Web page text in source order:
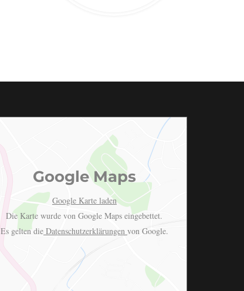
Google Maps
Google Karte laden
Die Karte wurde von Google Maps eingebettet.
Es gelten dieDatenschutzerklärungen von Google.